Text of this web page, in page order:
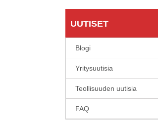
UUTISET
Blogi
Yritysuutisia
Teollisuuden uutisia
FAQ